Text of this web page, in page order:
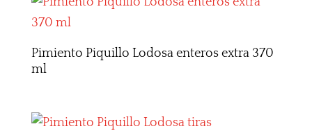
Pimiento Piquillo Lodosa enteros extra 370
ml